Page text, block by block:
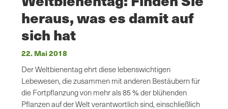
heraus, was es damit auf
sich hat
22. Mai 2018
Der Weltbienentag ehrt diese lebenswichtigen
Lebewesen, die zusammen mit anderen Bestäubern für
die Fortpflanzung von mehr als 85 % der blühenden
Pflanzen auf der Welt verantwortlich sind, einschließlich